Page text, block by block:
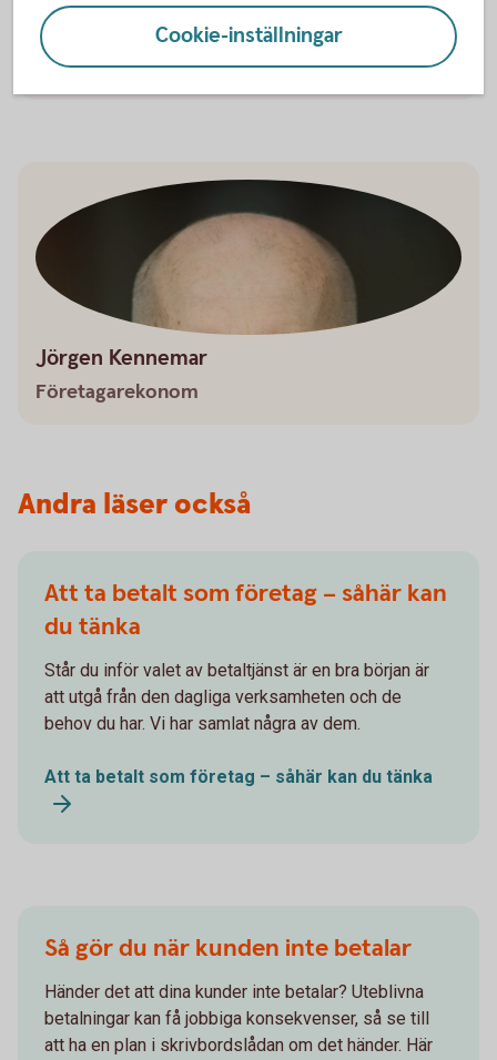
många företag.
Jörgen Kennemar, företagarekonom, Swedbank
Jörgen Kennemar
Företagarekonom
Andra läser också
Att ta betalt som företag – såhär kan
du tänka
Står du inför valet av betaltjänst är en bra början är
att utgå från den dagliga verksamheten och de
behov du har. Vi har samlat några av dem.
Att ta betalt som företag – såhär kan du tänka
Så gör du när kunden inte betalar
Händer det att dina kunder inte betalar? Uteblivna
betalningar kan få jobbiga konsekvenser, så se till
att ha en plan i skrivbordslådan om det händer. Här
Cookie-inställningar